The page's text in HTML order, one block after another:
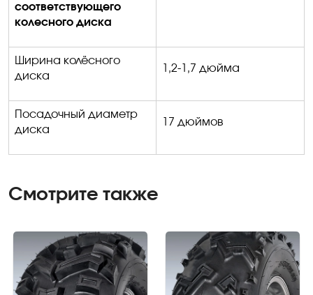
соответствующего
колесного диска
Ширина колёсного
диска
1,2-1,7 дюйма
Посадочный диаметр
диска
17 дюймов
Смотрите также